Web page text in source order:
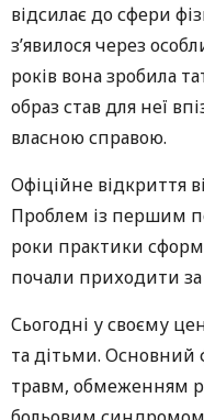
відсилає до сфери
з’явилося через
років вона зробила
образ став для неї
власною справою.
Офіційне відкриття
Проблем із першим
роки практики
почали приходити
Сьогодні у своєму
та дітьми. Основний
травм, обмеженням